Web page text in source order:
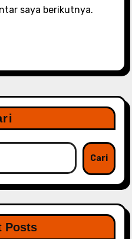
saya berikutnya.
Cari
Posts